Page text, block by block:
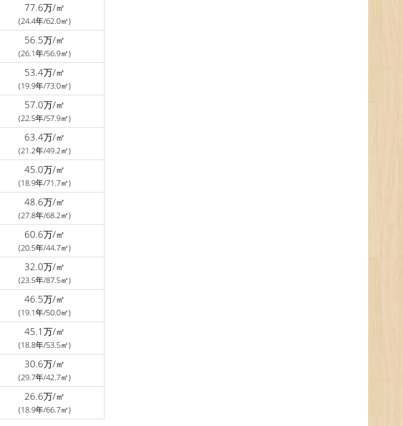
77.6万/㎡
(24.4年/62.0㎡)
56.5万/㎡
(26.1年/56.9㎡)
53.4万/㎡
(19.9年/73.0㎡)
57.0万/㎡
(22.5年/57.9㎡)
63.4万/㎡
(21.2年/49.2㎡)
45.0万/㎡
(18.9年/71.7㎡)
48.6万/㎡
(27.8年/68.2㎡)
60.6万/㎡
(20.5年/44.7㎡)
32.0万/㎡
(23.5年/87.5㎡)
46.5万/㎡
(19.1年/50.0㎡)
45.1万/㎡
(18.8年/53.5㎡)
30.6万/㎡
(29.7年/42.7㎡)
26.6万/㎡
(18.9年/66.7㎡)